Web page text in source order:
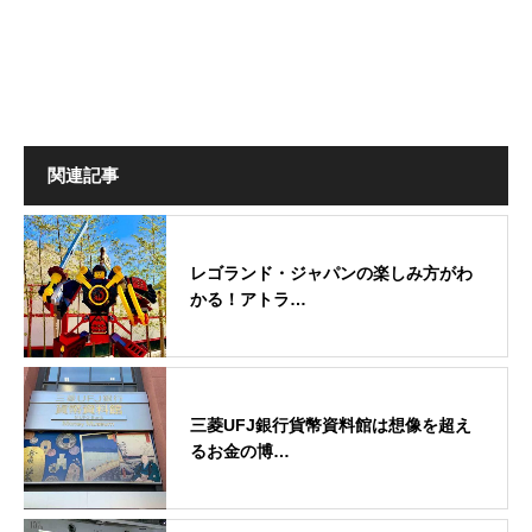
関連記事
レゴランド・ジャパンの楽しみ方がわ
かる！アトラ…
三菱UFJ銀行貨幣資料館は想像を超え
るお金の博…